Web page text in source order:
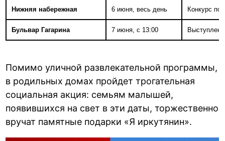
Нижняя набережная 6 июня, весь день Конкурс по
Бульвар Гагарина 7 июня, с 13:00
Помимо уличной развлекательной программы,
в родильных домах пройдет трогательная
социальная акция: семьям малышей,
появившихся на свет в эти даты, торжественно
вручат памятные подарки «Я иркутянин».